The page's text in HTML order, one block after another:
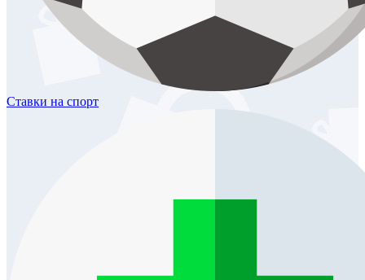
Ставки на спорт